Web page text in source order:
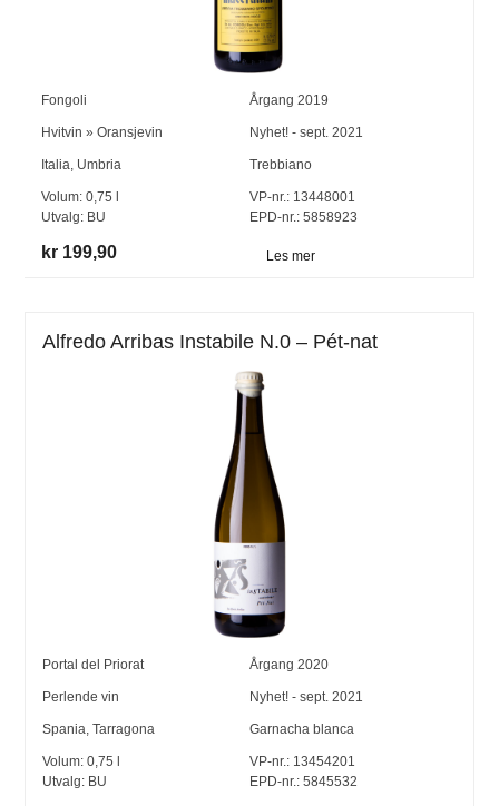
Fongoli Årgang 2019
Hvitvin »Oransjevin Nyhet! - sept. 2021
Italia, Umbria Trebbiano
Volum:0,75
Utvalg: BU
VP-nr.:13448001
EPD-nr.: 5858923
kr 199,90 Les mer
Alfredo Arribas Instabile N.0 – Pét-nat
Portal del Priorat Årgang 2020
Perlende vin Nyhet! - sept. 2021
Spania,Tarragona Garnacha blanca
Volum:0,75
Utvalg: BU
VP-nr.: 13454201
EPD-nr.: 5845532